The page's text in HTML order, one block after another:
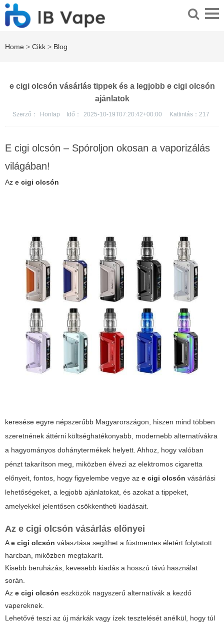
Home > Cikk > Blog
e cigi olcsón vásárlás tippek és a legjobb e cigi olcsón
ajánlatok
Szerző： Honlap Idő： 2025-10-19T07:20:42+00:00 Kattintás： 217
E cigi olcsón – Spóroljon okosan a vaporizálás
világában!
Az e cigi olcsón
keresése egyre népszerűbb Magyarországon, hiszen mind többen
szeretnének áttérni költséghatékonyabb, modernebb alternatívákra
a hagyományos dohánytermékek helyett. Ahhoz, hogy valóban
pénzt takarítson meg, miközben élvezi az elektromos cigaretta
előnyeit, fontos, hogy figyelembe vegye az e cigi olcsón vásárlási
lehetőségeket, a legjobb ajánlatokat, és azokat a tippeket,
amelyekkel jelentősen csökkentheti kiadásait.
Az e cigi olcsón vásárlás előnyei
Ae cigi olcsón választása segíthet a füstmentes életért folytatott
harcban, miközben megtakarít.
Kisebb beruházás, kevesebb kiadás a hosszú távú használat
során.
Az e cigi olcsón eszközök nagyszerű alternatívák a kezdő
vapereknek.
Lehetővé teszi az új márkák vagy ízek tesztelését anélkül, hogy túl